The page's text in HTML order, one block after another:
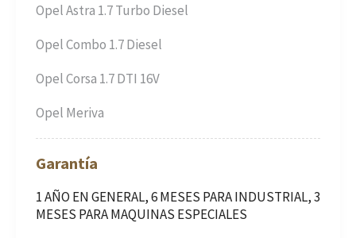
Opel Astra 1.7 Turbo Diesel
Opel Combo 1.7 Diesel
Opel Corsa 1.7 DTI 16V
Opel Meriva
Garantía
1 AÑO EN GENERAL, 6 MESES PARA INDUSTRIAL, 3
MESES PARA MAQUINAS ESPECIALES